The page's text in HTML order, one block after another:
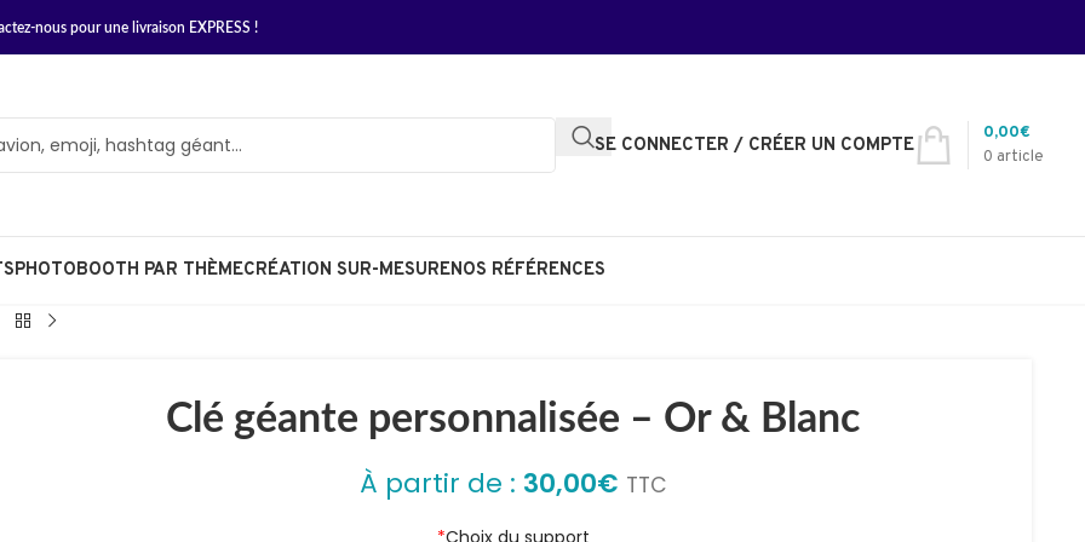
nous pour une livraison EXPRESS !
SE CONNECTER / CRÉER UN COMPTE
0 article
0,00€
PHOTOBOOTH PAR THÈMECRÉATION SUR-MESURENOS RÉFÉRENCES
Clé géante personnalisée – Or & Blanc
À partir de : 30,00€ TTC
*Choix du support